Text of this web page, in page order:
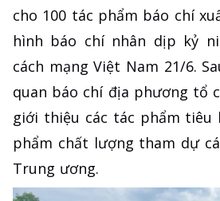
cho 100 tác phẩm báo chí
hình báo chí nhân dịp kỷ
cách mạng Việt Nam 21/6.
quan báo chí địa phương tổ
giới thiệu các tác phẩm tiêu
phẩm chất lượng tham dự
Trung ương.